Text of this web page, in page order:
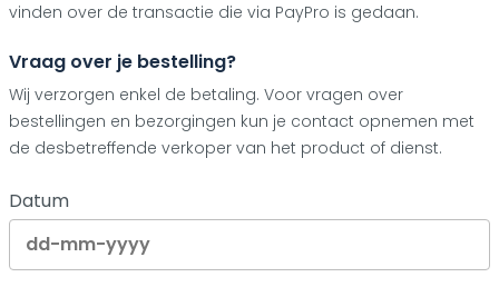
vinden over de transactie die via PayPro is gedaan.
Vraag over je bestelling?
Wij verzorgen enkel de betaling. Voor vragen over
bestellingen en bezorgingen kun je contact opnemen met
de desbetreffende verkoper van het product of dienst.
Datum